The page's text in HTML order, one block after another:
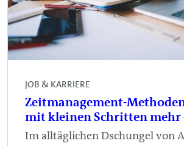
JOB & KARRIERE
Zeitmanagement-
mit kleinen Schritten mehr
Im alltäglichen Dschungel von